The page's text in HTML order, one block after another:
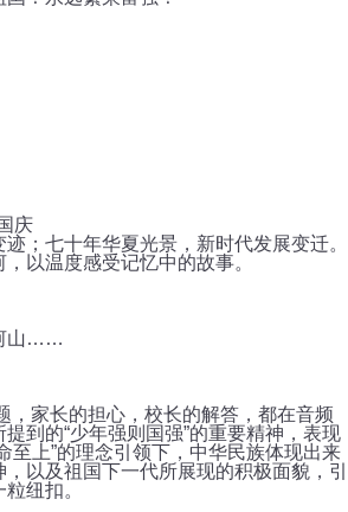
庆
；七十年华夏光景，新时代发展变迁。
以温度感受记忆中的故事。
山……
，家长的担心，校长的解答，都在音频
到的“少年强则国强”的重要精神，表现
至上”的理念引领下，中华民族体现出来
以及祖国下一代所展现的积极面貌，引
纽扣。